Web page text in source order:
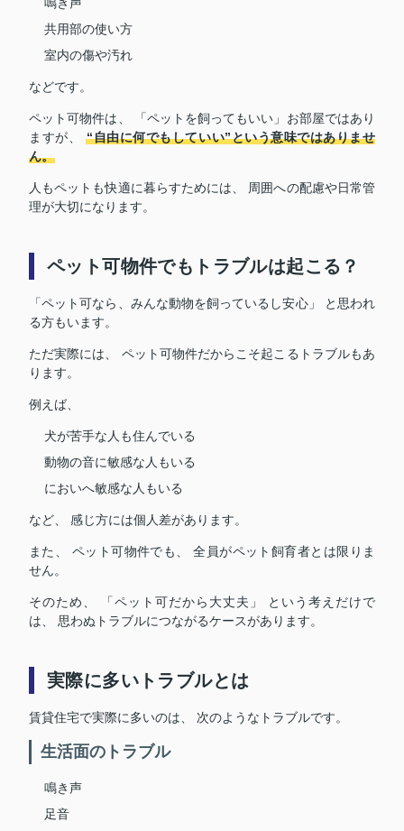
共用部の使い方
室内の傷や汚れ
などです。
ペット可物件は、 「ペットを飼ってもいい」お部屋ではあり
ますが、 “自由に何でもしていい”という意味ではありませ
ん。
人もペットも快適に暮らすためには、 周囲への配慮や日常管
理が大切になります。
ペット可物件でもトラブルは起こる？
「ペット可なら、みんな動物を飼っているし安心」 と思われ
る方もいます。
ただ実際には、 ペット可物件だからこそ起こるトラブルもあ
ります。
例えば、
犬が苦手な人も住んでいる
動物の音に敏感な人もいる
においへ敏感な人もいる
など、 感じ方には個人差があります。
また、 ペット可物件でも、 全員がペット飼育者とは限りま
せん。
そのため、 「ペット可だから大丈夫」 という考えだけで
は、 思わぬトラブルにつながるケースがあります。
実際に多いトラブルとは
賃貸住宅で実際に多いのは、 次のようなトラブルです。
生活面のトラブル
鳴き声
足音